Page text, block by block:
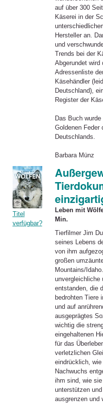
auf über 300
Käserei in der
Hersteller an.
und
Trends bei der
Abgerundet wird
Adressenliste
Käsehändler
Deutschland),
Register der
Das Buch
Goldenen Feder
Deutschlands.
Barbara Münz
Titel
verfügbar?
Leben mit
Min.
Tierfilmer Jim
seines Lebens
von ihm
großen
Mountains/
unvergleichliche
entstanden, die
bedrohten Tiere
und auf
ausgeprägtes
wichtig die
eingehaltenen
für das
verletzlichen
eindrücklich,
Nachwuchs
ihm sind, wie
unterstützen
ausgrenzen und